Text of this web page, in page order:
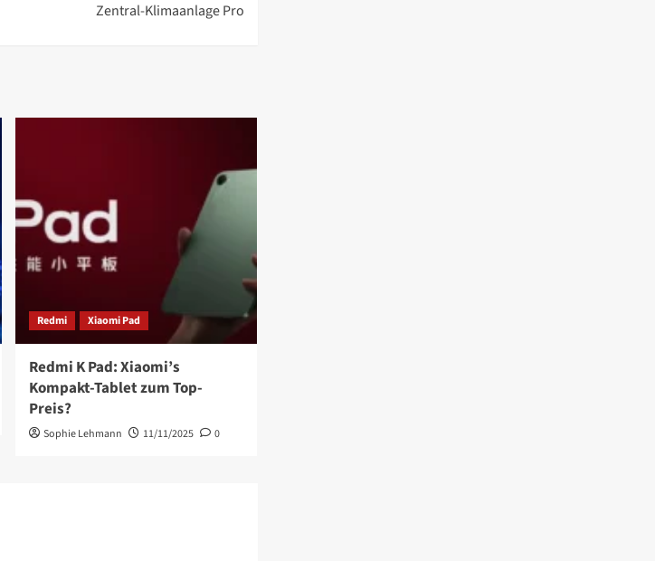
Zentral-Klimaanlage Pro
Redmi Xiaomi Pad
Redmi K Pad: Xiaomi’s
Kompakt-Tablet zum Top-
Preis?
Sophie Lehmann 11/11/2025 0